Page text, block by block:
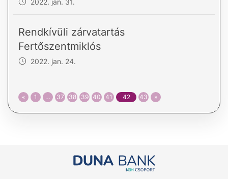
2022. jan. 31.
Rendkívüli zárvatartás
Fertőszentmiklós
2022. jan. 24.
« 1 … 37 38 39 40 41 42 43 »